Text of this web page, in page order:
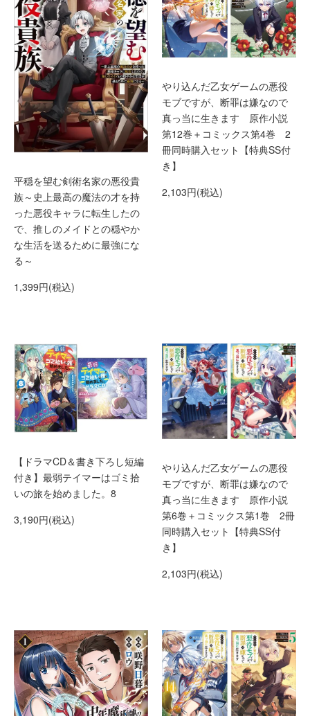
平穏を望む剣術名家の悪役貴
族～史上最高の魔法の才を持
った悪役キャラに転生したの
で、推しのメイドとの穏やか
な生活を送るために最強にな
る～
1,399円(税込)
やり込んだ乙女ゲームの悪役
モブですが、断罪は嫌なので
真っ当に生きます 原作小説
第12巻＋コミックス第4巻 2
冊同時購入セット【特典SS付
き】
2,103円(税込)
【ドラマCD＆書き下ろし短編
付き】最弱テイマーはゴミ拾
いの旅を始めました。8
3,190円(税込)
やり込んだ乙女ゲームの悪役
モブですが、断罪は嫌なので
真っ当に生きます 原作小説
第6巻＋コミックス第1巻 2冊
同時購入セット【特典SS付
き】
2,103円(税込)